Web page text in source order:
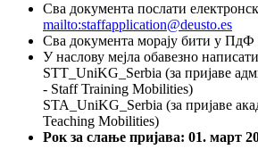
Сва документа послати
mailto:staffapplication@deusto.es
Сва документа морају бити у ПдФ
У наслову мејла обавезно
STT_UniKG_Serbia (за пријаве
- Staff Training Mobilities)
STA_UniKG_Serbia (за пријаве
Teaching Mobilities)
Рок за слање пријава: 01. март